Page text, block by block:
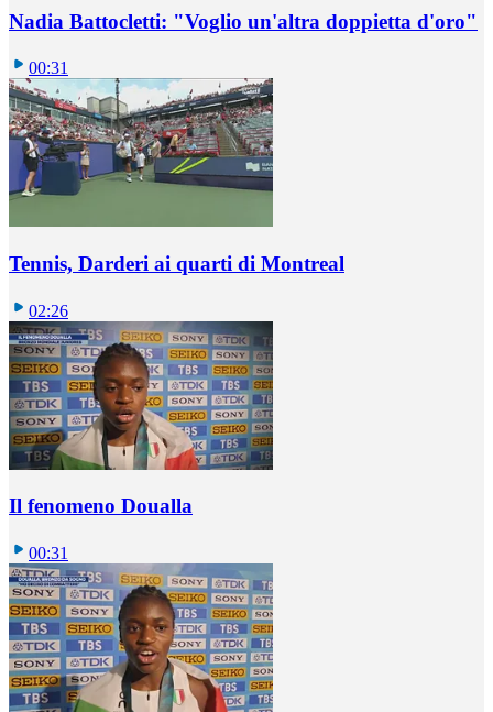
Nadia Battocletti: "Voglio un'altra doppietta d'oro"
00:31
Tennis, Darderi ai quarti di Montreal
02:26
Il fenomeno Doualla
00:31